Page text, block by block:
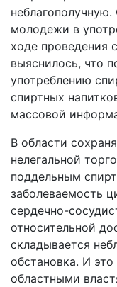
молодежи в
ходе проведения
выяснилось, что
употреблению
спиртных
массовой
В области
нелегальной
поддельным
заболеваемость
сердечно-
относительной
складывается
обстановка. И
областными